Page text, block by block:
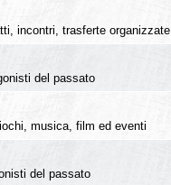
incontri, trasferte organizzate
del passato
musica, film ed eventi
del passato